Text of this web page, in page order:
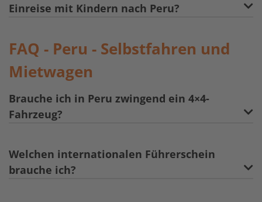
Einreise mit Kindern nach Peru?
FAQ - Peru - Selbstfahren und
Mietwagen
Brauche ich in Peru zwingend ein 4×4-
Fahrzeug?
Welchen internationalen Führerschein
brauche ich?